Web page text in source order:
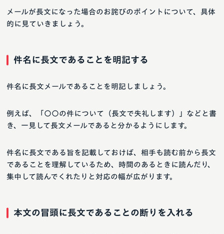
メールが長文になった場合のお詫びのポイントについて、具体
的に見ていきましょう。
件名に長文であることを明記する
件名に長文メールであることを明記しましょう。
例えば、「〇〇の件について（長文で失礼します）」などと書
き、一見して長文メールであると分かるようにします。
件名に長文である旨を記載しておけば、相手も読む前から長文
であることを理解しているため、時間のあるときに読んだり、
集中して読んでくれたりと対応の幅が広がります。
本文の冒頭に長文であることの断りを入れる